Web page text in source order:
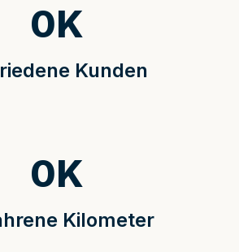
Kunden
0K
Kilometer
0K